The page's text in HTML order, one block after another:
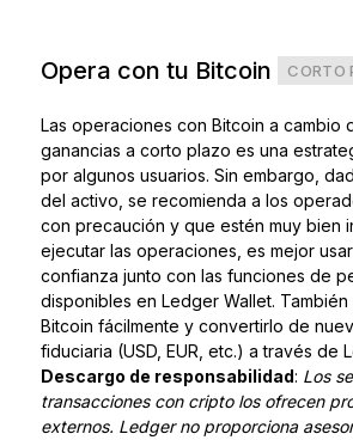
Opera con tu Bitcoin CORTO
Las operaciones con Bitcoin a cambio
ganancias a corto plazo es una
por algunos usuarios. Sin embargo,
del activo, se recomienda a los
con precaución y que estén muy bien
ejecutar las operaciones, es mejor
confianza junto con las funciones de
disponibles en Ledger Wallet.
Bitcoin fácilmente y convertirlo de
fiduciaria (USD, EUR, etc.) a través de
Descargo de responsabilidad: Los
transacciones con cripto los ofrecen
externos. Ledger no proporciona